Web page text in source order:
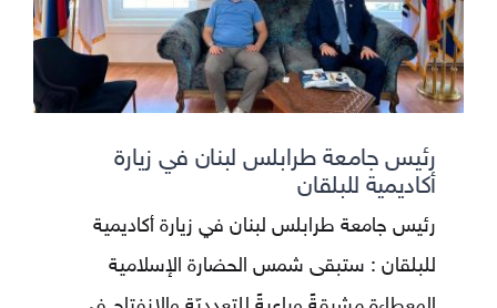
رئيس جامعة طرابلس لبنان في زيارة
أكاديمية للبلقان
رئيس جامعة طرابلس لبنان في زيارة أكاديمية
للبلقان : ستبقى شمس الحضارة الإسلامية